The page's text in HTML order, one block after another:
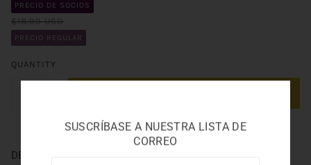
PRECIO DE SOCIOS
$18.99 USD
PRECIO REGULAR
QUANTITY
DELICIOUS ALL AMERICAN APPLE MIST 8oz
SUSCRÍBASE A NUESTRA LISTA DE
CORREO